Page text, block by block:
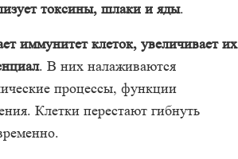
токсины, шлаки и яды.
иммунитет клеток, увеличивает их
. В них налаживаются
процессы, функции
Клетки перестают гибнуть